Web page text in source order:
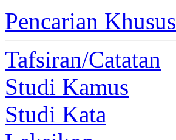
Pencarian Khusus
Tafsiran/Catatan
Studi Kamus
Studi Kata